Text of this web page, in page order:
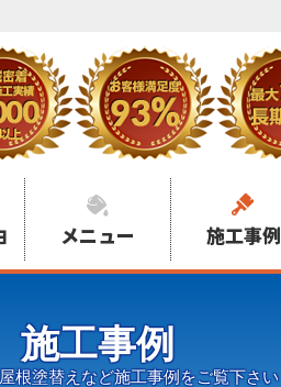
メニュー 施工事例
施工事例
根塗替えなど施工事例をご覧下さい